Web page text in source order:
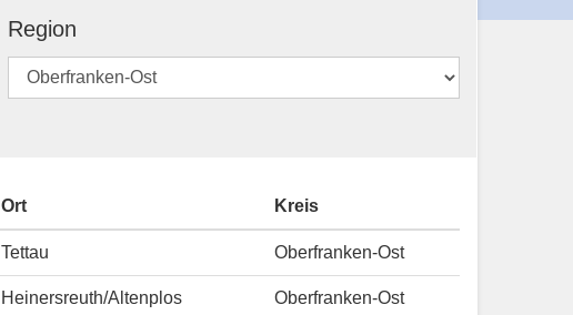
Region
Ort Kreis
Tettau Oberfranken-Ost
Heinersreuth/Altenplos Oberfranken-Ost